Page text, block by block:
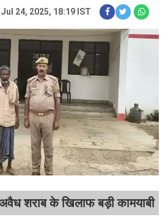
Jul 24, 2025, 18:19 IST
शराब के खिलाफ बड़ी कामयाबी